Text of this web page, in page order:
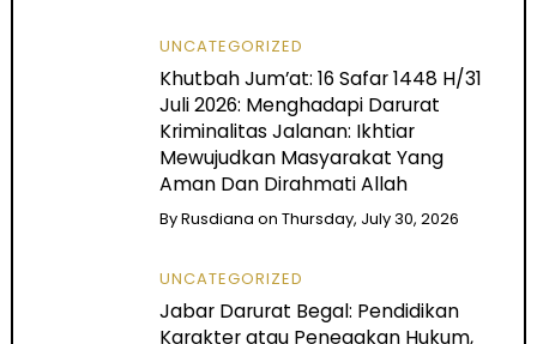
UNCATEGORIZED
Khutbah Jum’at: 16 Safar 1448 H/31
Juli 2026: Menghadapi Darurat
Kriminalitas Jalanan: Ikhtiar
Mewujudkan Masyarakat Yang
Aman Dan Dirahmati Allah
ByRusdiana onThursday, July 30, 2026
UNCATEGORIZED
Jabar Darurat Begal: Pendidikan
Karakter atau Penegakan Hukum,